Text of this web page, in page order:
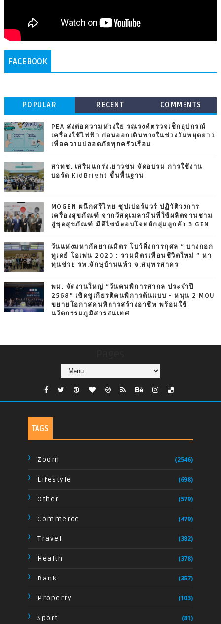
FACEBOOK
POPULAR RECENT COMMENTS
PEA ส่งต่อความห่วงใย รณรงค์ตรวจเช็กอุปกรณ์
เครื่องใช้ไฟฟ้า ก่อนออกเดินทางในช่วงวันหยุดยาว
เพื่อความปลอดภัยทุกครัวเรือน
สวทช. เสริมแกร่งเยาวชน จัดอบรม การใช้งาน
บอร์ด KidBright ขั้นพื้นฐาน
MOGEN ผนึกศรีไทย ซุปเปอร์แวร์ ปฏิวัติวงการ
เครื่องสุขภัณฑ์ จากวัสดุเมลามีนที่ใช้ผลิตจานชาม
สู่ชุดสุขภัณฑ์ มีดีไซน์ตอบโจทย์กลุ่มลูกค้า 3 GEN
วันแห่งมหากัลยาณมิตร โบว์ลิ่งการกุศล “ บางกอก
ทูเดย์ โอเพ่น 2020 : รวมมิตรเพื่อนชีวิตใหม่ ” หา
ทุนช่วย รพ.จักษุบ้านแพ้ว จ.สมุทรสาคร
พม. จัดงานใหญ่ “วันคนพิการสากล ประจำปี
2568” เชิดชูเกียรติคนพิการต้นแบบ - หนุน 2 MOU
ขยายโอกาสคนพิการสร้างอาชีพ พร้อมใช้
นวัตกรรมภูมิสารสนเทศ
TAGS
Zoom (2546)
Lifestyle (698)
Other (579)
Commerce (479)
Travel (382)
Health (378)
Bank (357)
Property (103)
Sport (81)